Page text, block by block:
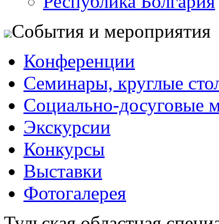
События и мероприятия
Конференции
Семинары, круглые
Социально-досуговые
Экскурсии
Конкурсы
Выставки
Фотогалерея